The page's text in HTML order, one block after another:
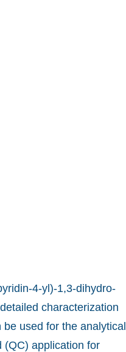
4-yl)-1,3-dihydro-
characterization
used for the analytical
(QC) application for